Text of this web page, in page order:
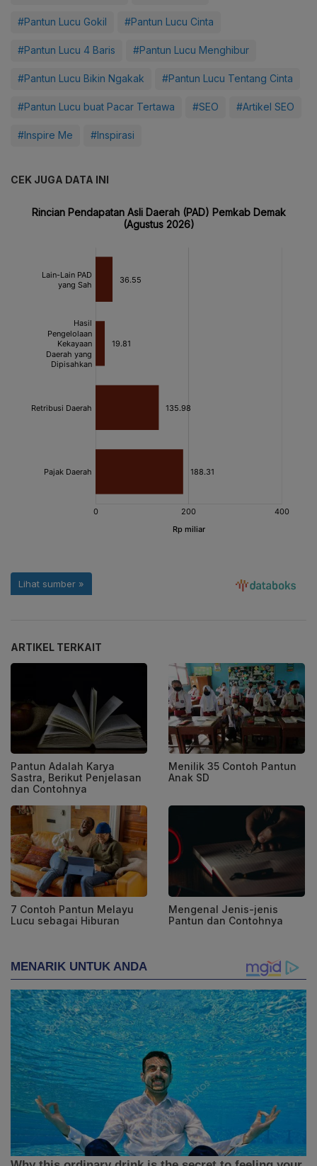
#Pantun Lucu Gokil #Pantun Lucu Cinta
#Pantun Lucu 4 Baris #Pantun Lucu Menghibur
#Pantun Lucu Bikin Ngakak #Pantun Lucu Tentang Cinta
#Pantun Lucu buat Pacar Tertawa #SEO #Artikel SEO
#Inspire Me #Inspirasi
CEK JUGA DATA INI
ARTIKEL TERKAIT
Pantun Adalah Karya
Sastra, Berikut Penjelasan
dan Contohnya
Menilik 35 Contoh Pantun
Anak SD
7 Contoh Pantun Melayu
Lucu sebagai Hiburan
Mengenal Jenis-jenis
Pantun dan Contohnya